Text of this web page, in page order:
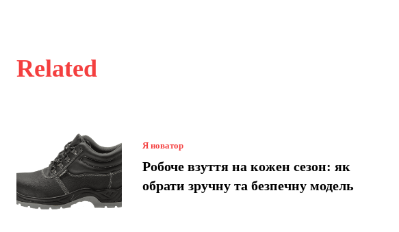
Related
Я новатор
Робоче взуття на кожен сезон: як
обрати зручну та безпечну модель